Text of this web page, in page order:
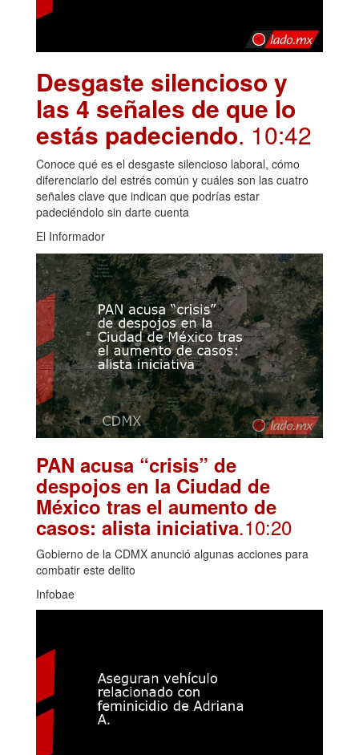
Desgaste silencioso y
las 4 señales de que lo
estás padeciendo. 10:42
Conoce qué es el desgaste silencioso laboral, cómo
diferenciarlo del estrés común y cuáles son las cuatro
señales clave que indican que podrías estar
padeciéndolo sin darte cuenta
El Informador
PAN acusa “crisis” de
despojos en la Ciudad de
México tras el aumento de
casos: alista iniciativa.10:20
Gobierno de la CDMX anunció algunas acciones para
combatir este delito
Infobae